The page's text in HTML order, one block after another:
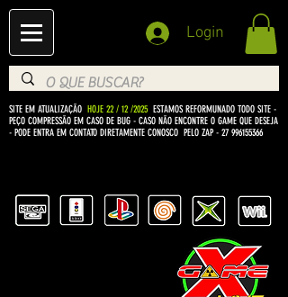
Login
SITE EM ATUALIZAÇÃO HOJE 22 / 12 /2025 ESTAMOS REFORMUNADO TODO SITE -
PEÇO COMPRESSÃO EM CASO DE BUG - CASO NÃO ENCONTRE O GAME QUE DESEJA
- PODE ENTRA EM CONTATO DIRETAMENTE CONOSCO PELO ZAP - 27 996155366